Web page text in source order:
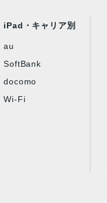
iPad・キャリア別
au
SoftBank
docomo
Wi-Fi